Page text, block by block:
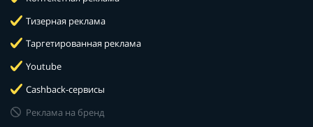
Тизерная реклама
Таргетированная реклама
Youtube
Cashback-сервисы
Реклама на бренд